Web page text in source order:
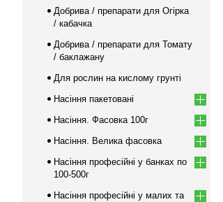
Добрива / препарати для Огірка
/ кабачка
Добрива / препарати для Томату
/ баклажану
Для рослин на кислому грунті
Насіння пакетовані
Насіння. Фасовка 100г
Насіння. Велика фасовка
Насіння професійні у банках по
100-500г
Насіння професійні у малих та